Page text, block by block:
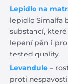
Lepidlo na
lepidlo Simalfa
substancí,
lepení pěn i
tested quality.
Levandule –
proti